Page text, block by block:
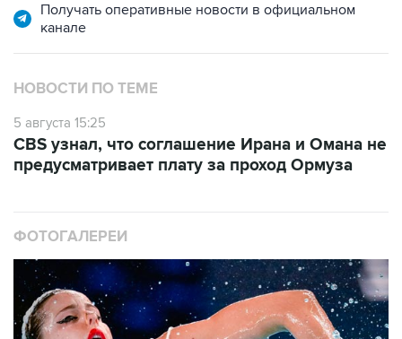
Получать оперативные новости в официальном
канале
НОВОСТИ ПО ТЕМЕ
5 августа 15:25
CBS узнал, что соглашение Ирана и Омана не
предусматривает плату за проход Ормуза
ФОТОГАЛЕРЕИ